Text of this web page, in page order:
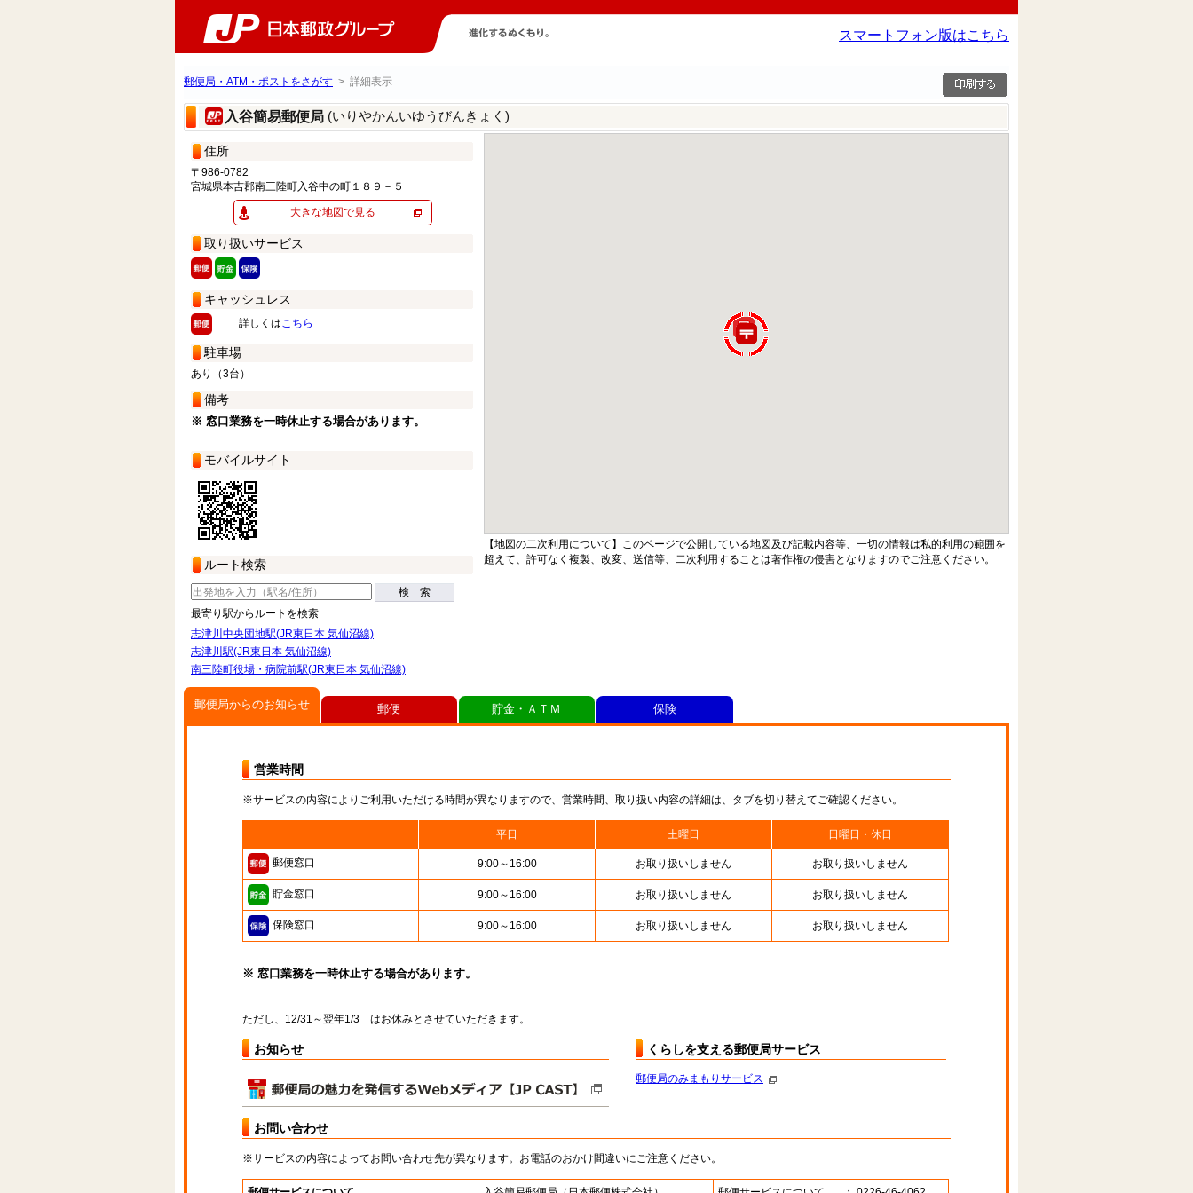
スマートフォン版はこちら
郵便局・ATM・ポストをさがす > 詳細表示
入谷簡易郵便局 (いりやかんいゆうびんきょく)
住所
〒986-0782
宮城県本吉郡南三陸町入谷中の町１８９－５
大きな地図で見る
取り扱いサービス
キャッシュレス
詳しくはこちら
駐車場
あり（3台）
備考
※ 窓口業務を一時休止する場合があります。
モバイルサイト
ルート検索
検 索
最寄り駅からルートを検索
志津川中央団地駅(JR東日本 気仙沼線)
志津川駅(JR東日本 気仙沼線)
南三陸町役場・病院前駅(JR東日本 気仙沼線)
【地図の二次利用について】このページで公開している地図及び記載内容等、一切の情報は私的利用の範囲を
超えて、許可なく複製、改変、送信等、二次利用することは著作権の侵害となりますのでご注意ください。
郵便局からのお知らせ
営業時間
※サービスの内容によりご利用いただける時間が異なりますので、営業時間、取り扱い内容の詳細は、タブを切り替えてご確認ください。
平日 土曜日 日曜日・休日
郵便窓口 9:00～16:00 お取り扱いしません お取り扱いしません
貯金窓口 9:00～16:00 お取り扱いしません お取り扱いしません
保険窓口 9:00～16:00 お取り扱いしません お取り扱いしません
※ 窓口業務を一時休止する場合があります。
ただし、12/31～翌年1/3 はお休みとさせていただきます。
お知らせ くらしを支える郵便局サービス
郵便局のみまもりサービス
お問い合わせ
※サービスの内容によってお問い合わせ先が異なります。お電話のおかけ間違いにご注意ください。
郵便 貯金・ＡＴＭ 保険